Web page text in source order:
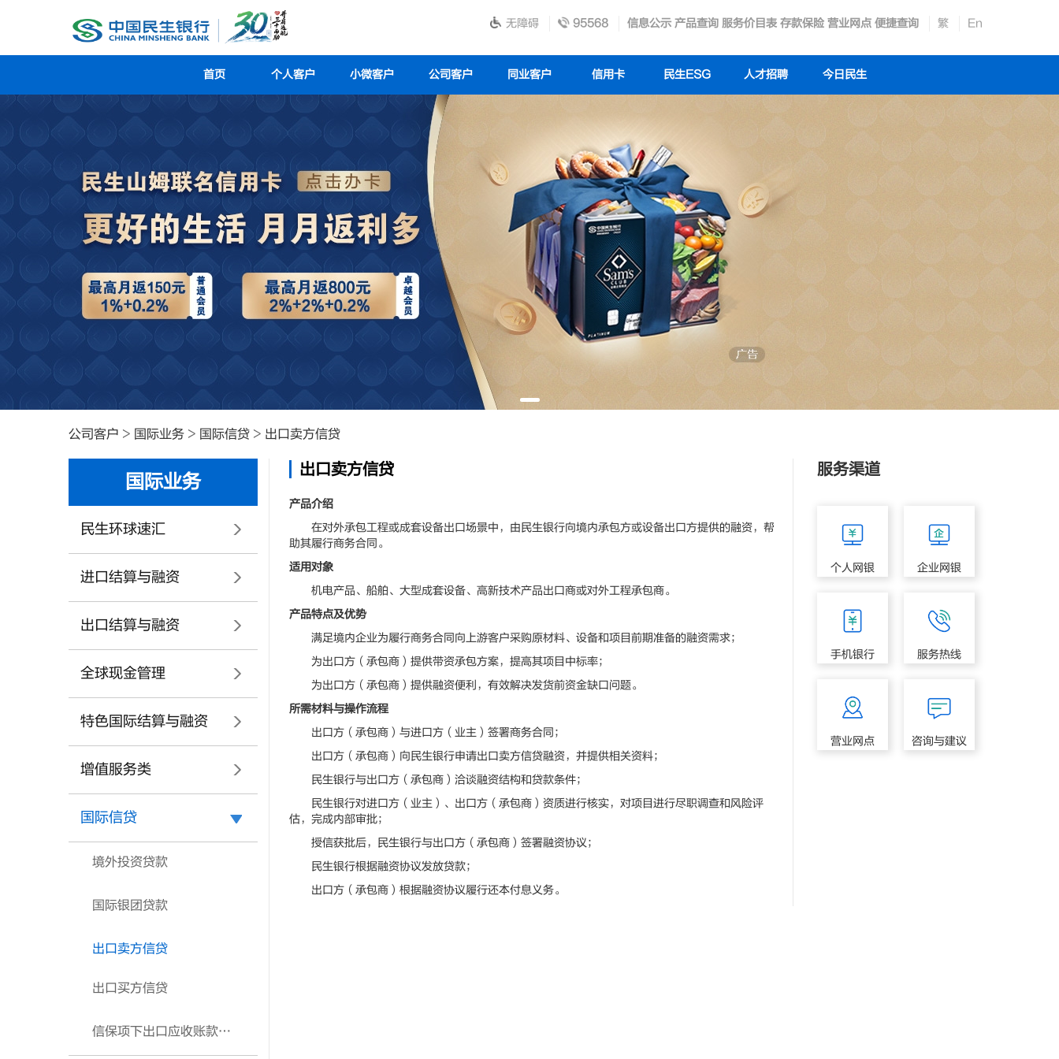
无障碍 95568 信息公示 产品查询 服务价目表 存款保险 营业网点 便捷查询 繁 En
首页 个人客户 小微客户 公司客户 同业客户 信用卡 民生ESG 人才招聘 今日民生
公司客户 > 国际业务 > 国际信贷 > 出口卖方信贷
国际业务
民生环球速汇
进口结算与融资
出口结算与融资
全球现金管理
特色国际结算与融资
增值服务类
国际信贷
境外投资贷款
国际银团贷款
出口卖方信贷
出口买方信贷
信保项下出口应收账款转让融资
出口卖方信贷
产品介绍
在对外承包工程或成套设备出口场景中，由民生银行向境内承包方或设备出口方提供的融资，帮
助其履行商务合同。
适用对象
机电产品、船舶、大型成套设备、高新技术产品出口商或对外工程承包商。
产品特点及优势
满足境内企业为履行商务合同向上游客户采购原材料、设备和项目前期准备的融资需求；
为出口方（承包商）提供带资承包方案，提高其项目中标率；
为出口方（承包商）提供融资便利，有效解决发货前资金缺口问题。
所需材料与操作流程
出口方（承包商）与进口方（业主）签署商务合同；
出口方（承包商）向民生银行申请出口卖方信贷融资，并提供相关资料；
民生银行与出口方（承包商）洽谈融资结构和贷款条件；
民生银行对进口方（业主）、出口方（承包商）资质进行核实，对项目进行尽职调查和风险评
估，完成内部审批；
授信获批后，民生银行与出口方（承包商）签署融资协议；
民生银行根据融资协议发放贷款；
出口方（承包商）根据融资协议履行还本付息义务。
服务渠道
个人网银 企业网银
手机银行 服务热线
营业网点 咨询与建议